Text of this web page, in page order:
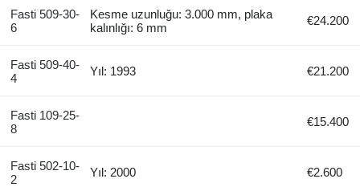
Fasti 509-30-
6
Kesme uzunluğu: 3.000 mm, plaka
kalınlığı: 6 mm
€24.200
Fasti 509-40-
4
Yıl: 1993 €21.200
Fasti 109-25-
8
€15.400
Fasti 502-10-
2
Yıl: 2000 €2.600